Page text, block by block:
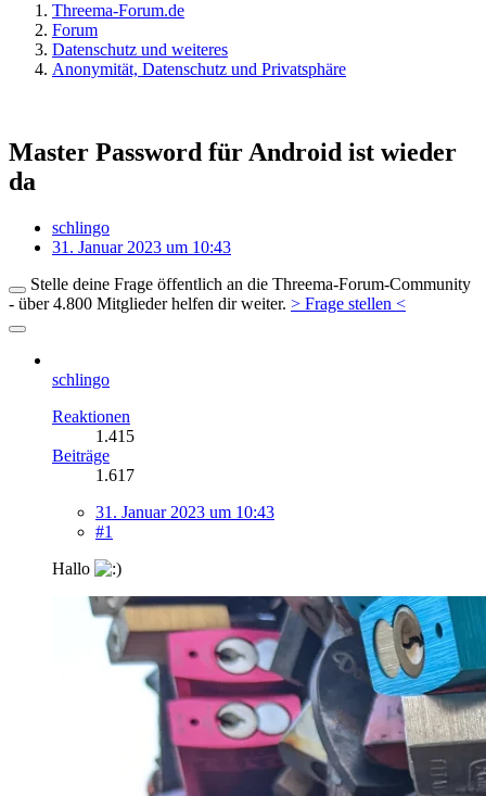
Threema-Forum.de
Forum
Datenschutz und weiteres
Anonymität, Datenschutz und Privatsphäre
Master Password für Android ist wieder
da
schlingo
31. Januar 2023 um 10:43
Stelle deine Frage öffentlich an die Threema-Forum-Community
- über 4.800 Mitglieder helfen dir weiter. > Frage stellen <
schlingo
Reaktionen
1.415
Beiträge
1.617
31. Januar 2023 um 10:43
#1
Hallo